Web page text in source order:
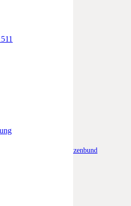
Südtiroler Schützenbund